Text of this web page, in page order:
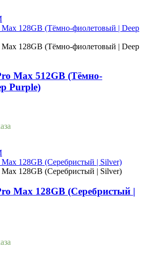
Max 512GB (Тёмно-
Purple)
Max 128GB (Серебристый |